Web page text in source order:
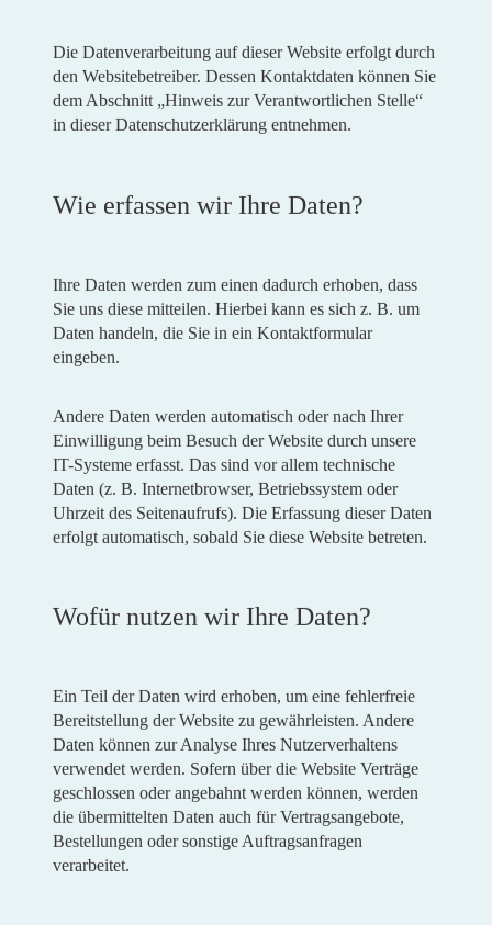
Die Datenverarbeitung auf dieser Website erfolgt durch
den Websitebetreiber. Dessen Kontaktdaten können Sie
dem Abschnitt „Hinweis zur Verantwortlichen Stelle“
in dieser Datenschutzerklärung entnehmen.
Wie erfassen wir Ihre Daten?
Ihre Daten werden zum einen dadurch erhoben, dass
Sie uns diese mitteilen. Hierbei kann es sich z. B. um
Daten handeln, die Sie in ein Kontaktformular
eingeben.
Andere Daten werden automatisch oder nach Ihrer
Einwilligung beim Besuch der Website durch unsere
IT-Systeme erfasst. Das sind vor allem technische
Daten (z. B. Internetbrowser, Betriebssystem oder
Uhrzeit des Seitenaufrufs). Die Erfassung dieser Daten
erfolgt automatisch, sobald Sie diese Website betreten.
Wofür nutzen wir Ihre Daten?
Ein Teil der Daten wird erhoben, um eine fehlerfreie
Bereitstellung der Website zu gewährleisten. Andere
Daten können zur Analyse Ihres Nutzerverhaltens
verwendet werden. Sofern über die Website Verträge
geschlossen oder angebahnt werden können, werden
die übermittelten Daten auch für Vertragsangebote,
Bestellungen oder sonstige Auftragsanfragen
verarbeitet.